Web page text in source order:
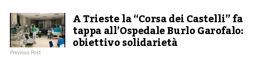
A Trieste la “Corsa dei Castelli” fa
tappa all’Ospedale Burlo Garofalo:
obiettivo solidarietà
Previous Post